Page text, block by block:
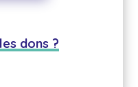
dons ?